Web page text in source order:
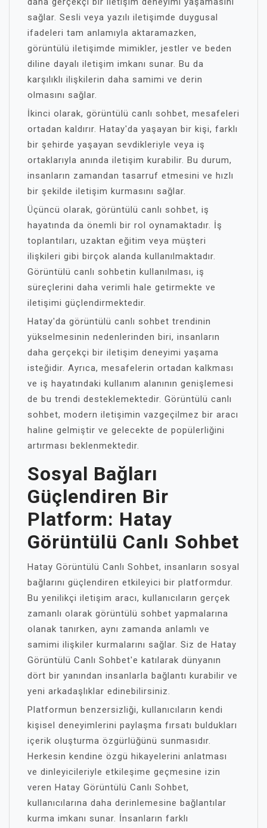
sağlar. Sesli veya yazılı iletişimde duygusal
ifadeleri tam anlamıyla aktaramazken,
görüntülü iletişimde mimikler, jestler ve beden
diline dayalı iletişim imkanı sunar. Bu da
karşılıklı ilişkilerin daha samimi ve derin
olmasını sağlar.
İkinci olarak, görüntülü canlı sohbet, mesafeleri
ortadan kaldırır. Hatay'da yaşayan bir kişi, farklı
bir şehirde yaşayan sevdikleriyle veya iş
ortaklarıyla anında iletişim kurabilir. Bu durum,
insanların zamandan tasarruf etmesini ve hızlı
bir şekilde iletişim kurmasını sağlar.
Üçüncü olarak, görüntülü canlı sohbet, iş
hayatında da önemli bir rol oynamaktadır. İş
toplantıları, uzaktan eğitim veya müşteri
ilişkileri gibi birçok alanda kullanılmaktadır.
Görüntülü canlı sohbetin kullanılması, iş
süreçlerini daha verimli hale getirmekte ve
iletişimi güçlendirmektedir.
Hatay'da görüntülü canlı sohbet trendinin
yükselmesinin nedenlerinden biri, insanların
daha gerçekçi bir iletişim deneyimi yaşama
isteğidir. Ayrıca, mesafelerin ortadan kalkması
ve iş hayatındaki kullanım alanının genişlemesi
de bu trendi desteklemektedir. Görüntülü canlı
sohbet, modern iletişimin vazgeçilmez bir aracı
haline gelmiştir ve gelecekte de popülerliğini
artırması beklenmektedir.
Sosyal Bağları
Güçlendiren Bir
Platform: Hatay
Görüntülü Canlı Sohbet
Hatay Görüntülü Canlı Sohbet, insanların sosyal
bağlarını güçlendiren etkileyici bir platformdur.
Bu yenilikçi iletişim aracı, kullanıcıların gerçek
zamanlı olarak görüntülü sohbet yapmalarına
olanak tanırken, aynı zamanda anlamlı ve
samimi ilişkiler kurmalarını sağlar. Siz de Hatay
Görüntülü Canlı Sohbet'e katılarak dünyanın
dört bir yanından insanlarla bağlantı kurabilir ve
yeni arkadaşlıklar edinebilirsiniz.
Platformun benzersizliği, kullanıcıların kendi
kişisel deneyimlerini paylaşma fırsatı buldukları
içerik oluşturma özgürlüğünü sunmasıdır.
Herkesin kendine özgü hikayelerini anlatması
ve dinleyicileriyle etkileşime geçmesine izin
veren Hatay Görüntülü Canlı Sohbet,
kullanıcılarına daha derinlemesine bağlantılar
kurma imkanı sunar. İnsanların farklı